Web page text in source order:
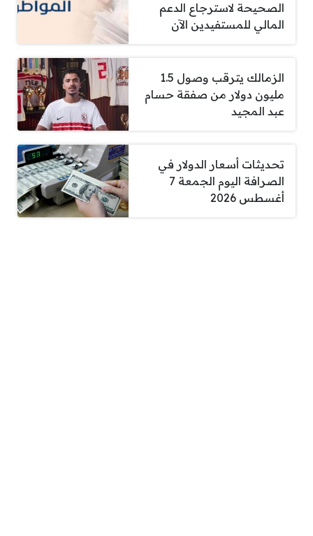
الصحيحة لاسترجاع الدعم
المالي للمستفيدين الآن
الزمالك يترقب وصول 1.5
مليون دولار من صفقة حسام
عبد المجيد
تحديثات أسعار الدولار في
الصرافة اليوم الجمعة 7
أغسطس 2026